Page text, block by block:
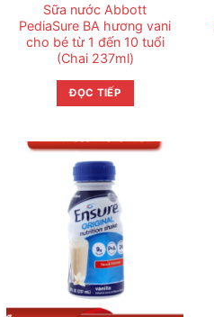
Sữa nước Abbott
PediaSure BA hương vani
cho bé từ 1 đến 10 tuổi
(Chai 237ml)
ĐỌC TIẾP